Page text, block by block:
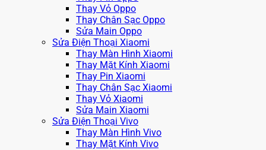
Thay Vỏ Oppo
Thay Chân Sạc Oppo
Sửa Main Oppo
Sửa Điện Thoại Xiaomi
Thay Màn Hình Xiaomi
Thay Mặt Kính Xiaomi
Thay Pin Xiaomi
Thay Chân Sạc Xiaomi
Thay Vỏ Xiaomi
Sửa Main Xiaomi
Sửa Điện Thoại Vivo
Thay Màn Hình Vivo
Thay Mặt Kính Vivo